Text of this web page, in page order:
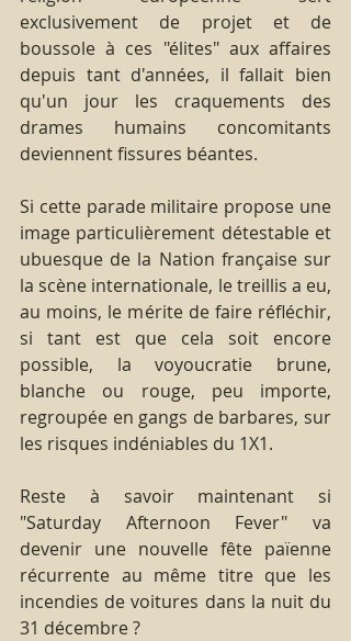
exclusivement de projet et de
boussole à ces "élites" aux affaires
depuis tant d'années, il fallait bien
qu'un jour les craquements des
drames humains concomitants
deviennent fissures béantes.
Si cette parade militaire propose une
image particulièrement détestable et
ubuesque de la Nation française sur
la scène internationale, le treillis a eu,
au moins, le mérite de faire réfléchir,
si tant est que cela soit encore
possible, la voyoucratie brune,
blanche ou rouge, peu importe,
regroupée en gangs de barbares, sur
les risques indéniables du 1X1.
Reste à savoir maintenant si
"Saturday Afternoon Fever" va
devenir une nouvelle fête païenne
récurrente au même titre que les
incendies de voitures dans la nuit du
31 décembre ?